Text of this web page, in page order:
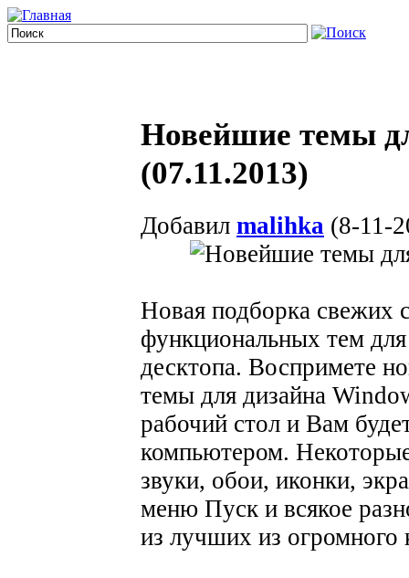
Новейшие темы
(07.11.2013)
Добавил malihka (8-11-
Новая подборка свежих
функциональных тем
десктопа. Воспримете
темы для дизайна
рабочий стол и Вам
компьютером.
звуки, обои, иконки,
меню Пуск и всякое
из лучших из огромного